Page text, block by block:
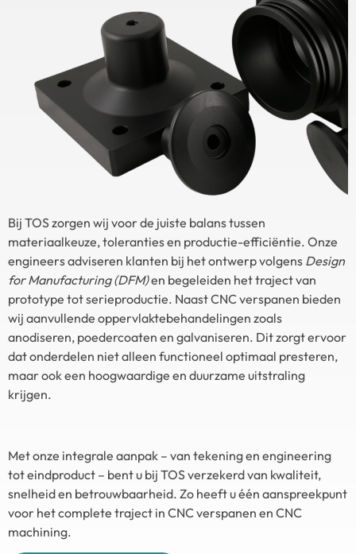
Bij TOS zorgen wij voor de juiste balans tussen
materiaalkeuze, toleranties en productie-efficiëntie. Onze
engineers adviseren klanten bij het ontwerp volgens Design
for Manufacturing (DFM)en begeleiden het traject van
prototype tot serieproductie. Naast CNC verspanen bieden
wij aanvullende oppervlaktebehandelingen zoals
anodiseren, poedercoaten en galvaniseren. Dit zorgt ervoor
dat onderdelen niet alleen functioneel optimaal presteren,
maar ook een hoogwaardige en duurzame uitstraling
krijgen.
Met onze integrale aanpak – van tekening en engineering
tot eindproduct – bent u bij TOS verzekerd van kwaliteit,
snelheid en betrouwbaarheid. Zo heeft u één aanspreekpunt
voor het complete traject in CNC verspanen en CNC
machining.